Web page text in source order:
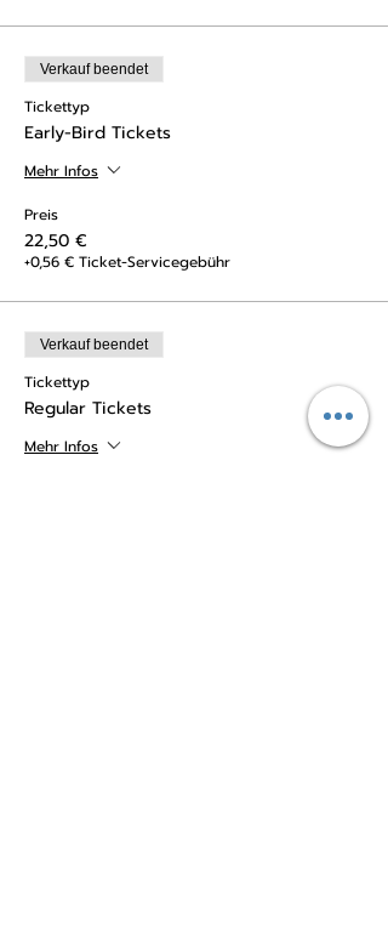
Verkauf beendet
Tickettyp
Early-Bird Tickets
Mehr Infos
Preis
22,50 €
+0,56 € Ticket-Servicegebühr
Verkauf beendet
Tickettyp
Regular Tickets
Mehr Infos